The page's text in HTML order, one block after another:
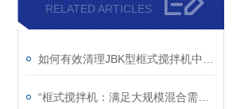
RELATED ARTICLES